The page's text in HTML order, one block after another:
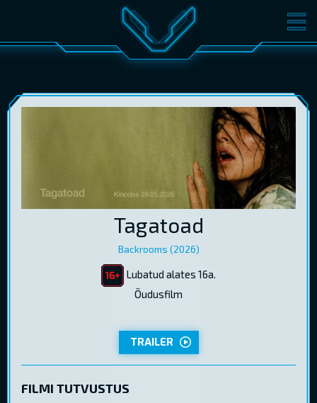
FILMID PILETID
V-KLUBI
KINKEKAARDID
Tagatoad
Backrooms (2026)
Lubatud alates 16a.
Õudusfilm
TRAILER
FILMI TUTVUSTUS